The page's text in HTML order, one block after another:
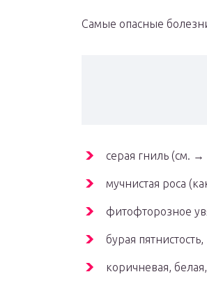
Самые опасные
серая гниль (см. →
мучнистая роса
фитофторозное
бурая пятнистость,
коричневая, белая,